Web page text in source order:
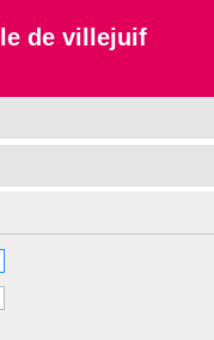
de villejuif